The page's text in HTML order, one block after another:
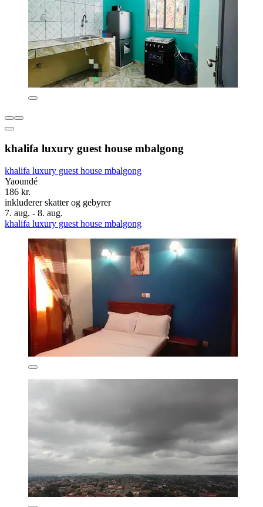
khalifa luxury guest house mbalgong
khalifa luxury guest house mbalgong
Yaoundé
186 kr.
inkluderer skatter og gebyrer
7. aug. - 8. aug.
khalifa luxury guest house mbalgong